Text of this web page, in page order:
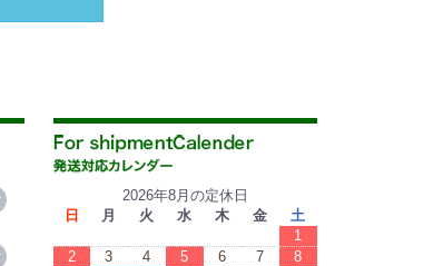
2026年8月の定休日
日
月 火 水 木 金
土
1
2
3 4 5 6 7
8